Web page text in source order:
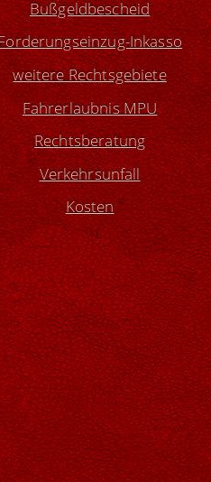
Bußgeldbescheid
Inkasso
weitere Rechtsgebiete
Fahrerlaubnis MPU
Rechtsberatung
Verkehrsunfall
Kosten